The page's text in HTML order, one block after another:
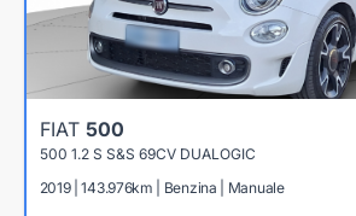
FIAT 500
500 1.2 S S&S 69CV DUALOGIC
2019 | 143.976km | Benzina | Manuale